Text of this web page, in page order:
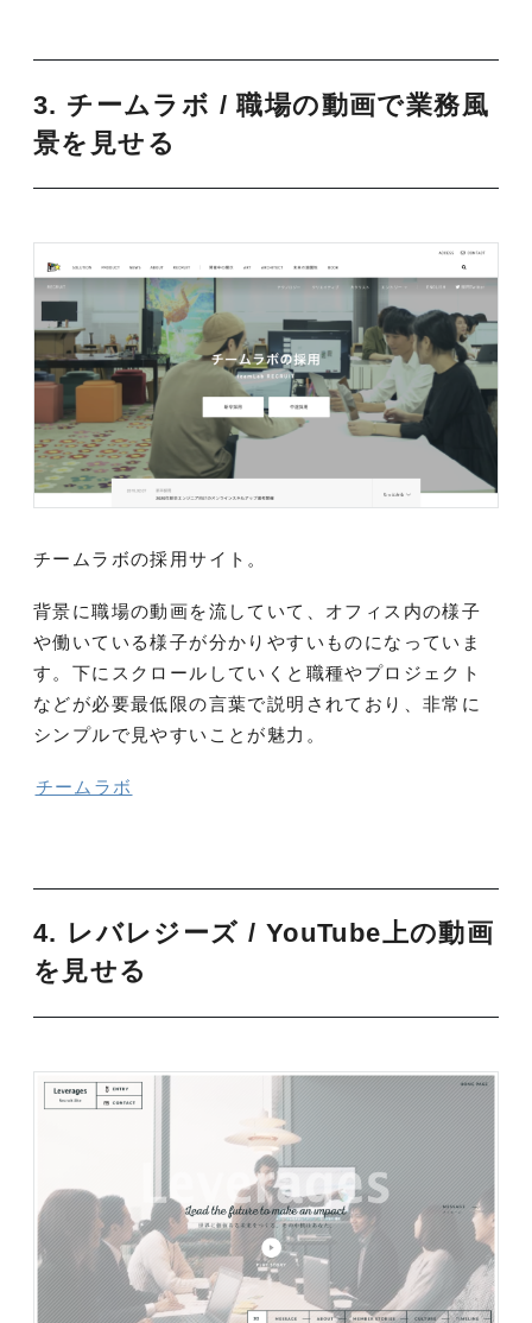
3. チームラボ / 職場の動画で業務風
景を見せる
チームラボの採用サイト。
背景に職場の動画を流していて、オフィス内の様子
や働いている様子が分かりやすいものになっていま
す。 下にスクロールしていくと職種やプロジェクト
などが必要最低限の言葉で説明されており、非常に
シンプルで見やすいことが魅力。
チームラボ
4. レバレジーズ / YouTube上の動画
を見せる